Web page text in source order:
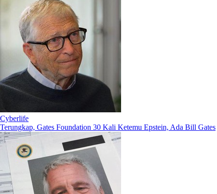
Cyberlife
Terungkap, Gates Foundation 30 Kali Ketemu Epstein, Ada Bill Gates